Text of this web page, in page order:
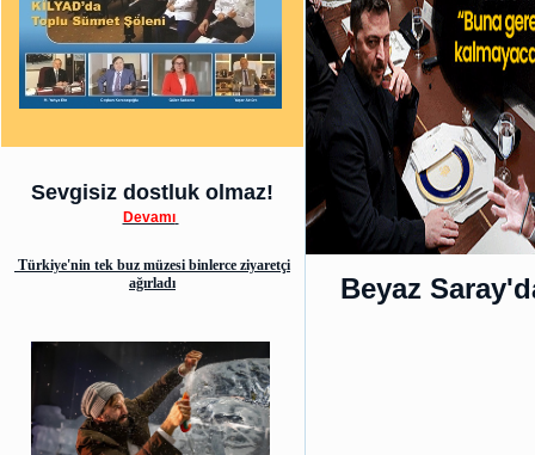
Sevgisiz dostluk olmaz!
Devamı
Türkiye'nin tek buz müzesi binlerce ziyaretçi
ağırladı
Beyaz